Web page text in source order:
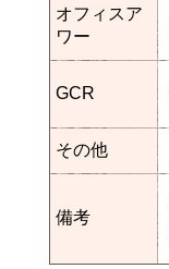
オフィスア
ワー
GCR
その他
備考